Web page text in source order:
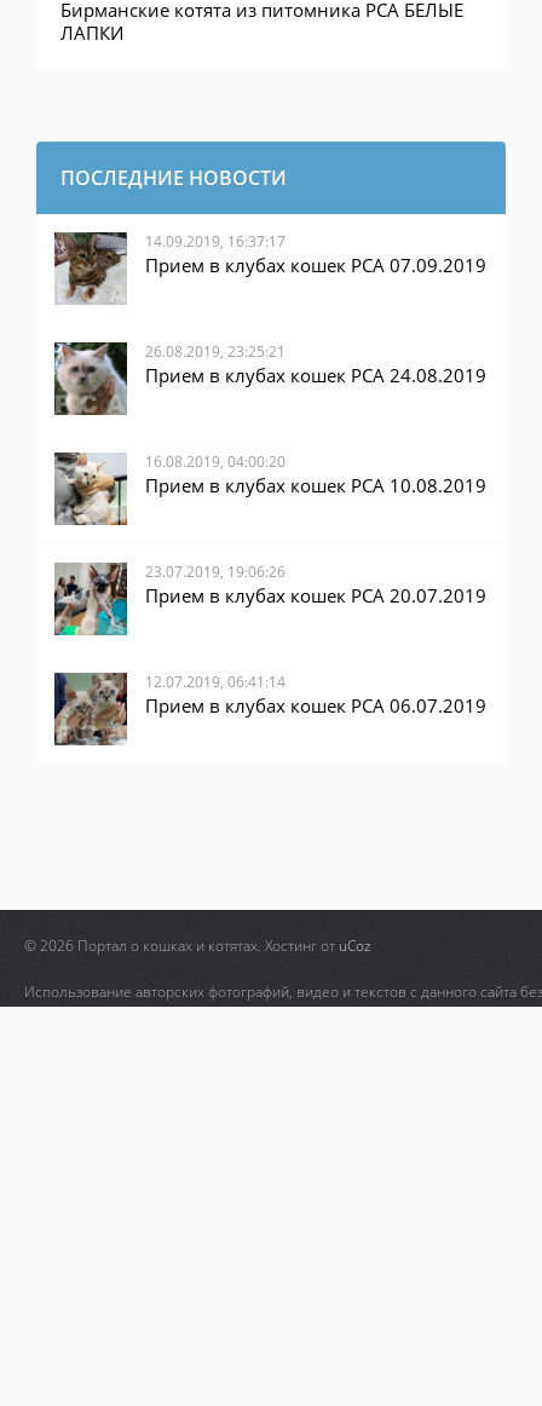
Бирманские котята из питомника PCA БЕЛЫЕ
ЛАПКИ
ПОСЛЕДНИЕ НОВОСТИ
14.09.2019, 16:37:17
Прием в клубах кошек PCA 07.09.2019
26.08.2019, 23:25:21
Прием в клубах кошек PCA 24.08.2019
16.08.2019, 04:00:20
Прием в клубах кошек PCA 10.08.2019
23.07.2019, 19:06:26
Прием в клубах кошек PCA 20.07.2019
12.07.2019, 06:41:14
Прием в клубах кошек PCA 06.07.2019
© 2026 Портал о кошках и котятах. Хостинг от uCoz
Использование авторских фотографий, видео и текстов с данного сайта